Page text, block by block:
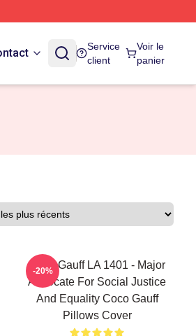
Service
client
Voir le
panier
Coco Gauff LA 1401 - Major
Advocate For Social Justice
And Equality Coco Gauff
Pillows Cover
-20%